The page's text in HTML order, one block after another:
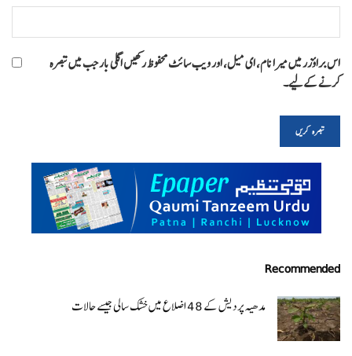
اس براؤزر میں میرا نام، ای میل، اور ویب سائٹ محفوظ رکھیں اگلی بار جب میں تبصرہ
کرنے کےلیے۔
Recommended
مدھیہ پردیش کے 48 اضلاع میں خشک سالی جیسے حالات